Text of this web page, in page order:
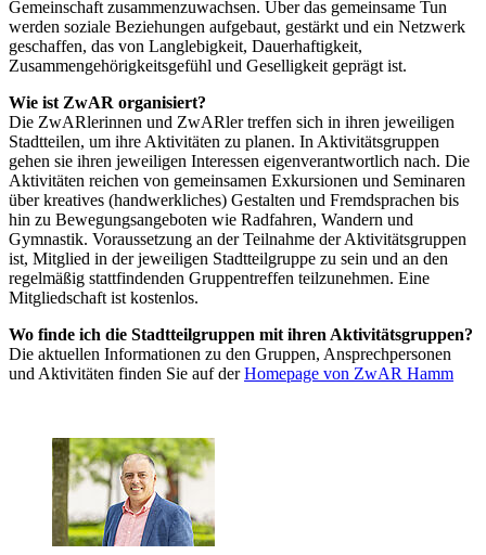
Gemeinschaft zusammenzuwachsen. Über das gemeinsame Tun
werden soziale Beziehungen aufgebaut, gestärkt und ein Netzwerk
geschaffen, das von Langlebigkeit, Dauerhaftigkeit,
Zusammengehörigkeitsgefühl und Geselligkeit geprägt ist.
Wie ist ZwAR organisiert?
Die ZwARlerinnen und ZwARler treffen sich in ihren jeweiligen
Stadtteilen, um ihre Aktivitäten zu planen. In Aktivitätsgruppen
gehen sie ihren jeweiligen Interessen eigenverantwortlich nach. Die
Aktivitäten reichen von gemeinsamen Exkursionen und Seminaren
über kreatives (handwerkliches) Gestalten und Fremdsprachen bis
hin zu Bewegungsangeboten wie Radfahren, Wandern und
Gymnastik. Voraussetzung an der Teilnahme der Aktivitätsgruppen
ist, Mitglied in der jeweiligen Stadtteilgruppe zu sein und an den
regelmäßig stattfindenden Gruppentreffen teilzunehmen. Eine
Mitgliedschaft ist kostenlos.
Wo finde ich die Stadtteilgruppen mit ihren Aktivitätsgruppen?
Die aktuellen Informationen zu den Gruppen, Ansprechpersonen
und Aktivitäten finden Sie auf derHomepage von ZwAR Hamm